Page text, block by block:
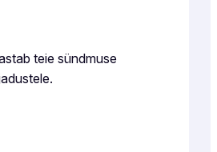
teie sündmuse